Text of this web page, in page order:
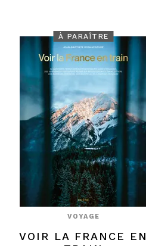
À PARAÎTRE
VOYAGE
VOIR LA FRANCE EN